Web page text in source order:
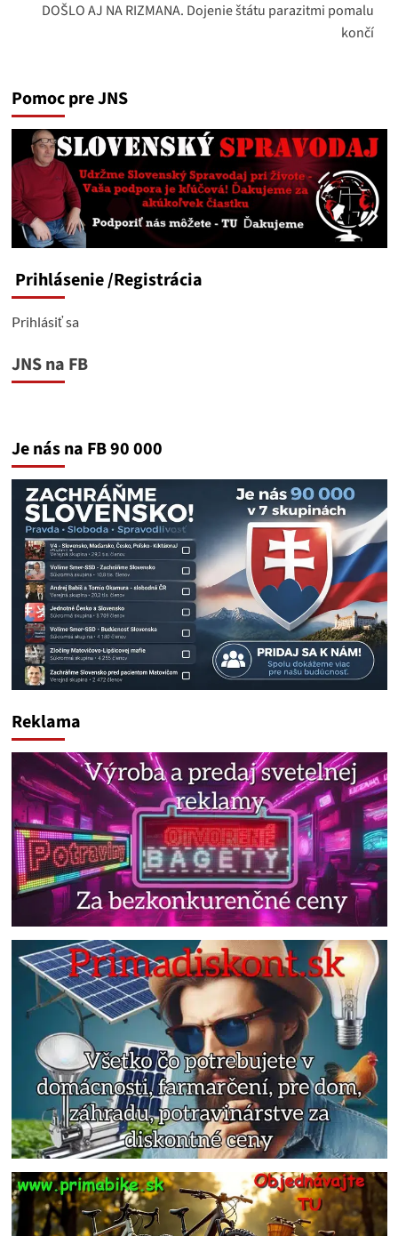
DOŠLO AJ NA RIZMANA. Dojenie štátu parazitmi pomalu
končí
Pomoc pre JNS
Prihlásenie/Registrácia
Prihlásiť sa
JNS na FB
Je nás na FB 90 000
Reklama